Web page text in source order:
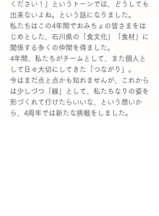
ください！」というトーンでは、どうしても
出来ないよね。という話になりました。
私たちはこの4年間でおみちょの皆さまをは
じめとした、石川県の「食文化」「食材」に
関係する多くの仲間を得ました。
4年間、私たちがチームとして、また個人と
して日々大切にしてきた「つながり」。
今はまだ点と点かも知れませんが、これから
は少しづつ「線」として、私たちなりの姿を
形づくれて行けたらいいな、という想いか
ら、4周年では新たな挑戦をしました。